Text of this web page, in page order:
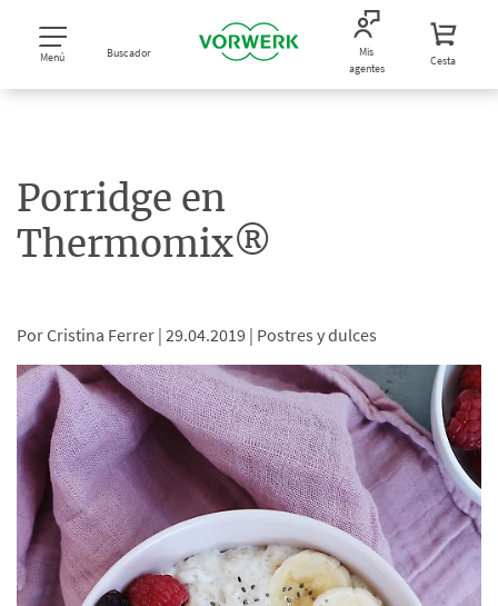
Menú Buscador
Mis
agentes
Cesta
Porridge en
Thermomix®
Por Cristina Ferrer | 29.04.2019 | Postres y dulces